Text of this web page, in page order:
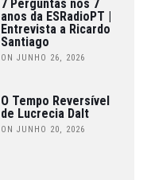
7 Perguntas nos 7
anos da ESRadioPT |
Entrevista a Ricardo
Santiago
ON JUNHO 26, 2026
O Tempo Reversível
de Lucrecia Dalt
ON JUNHO 20, 2026